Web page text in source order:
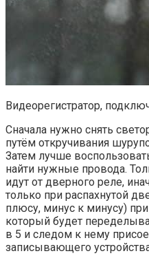
Видеорегистратор,
Сначала нужно снять
путём откручивания
Затем лучше
найти нужные провода.
идут от дверного реле,
только при распахнутой
плюсу, минус к минусу)
который будет
в 5 и следом к нему
записывающего